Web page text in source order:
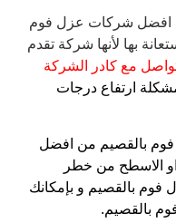
افضل شركات عزل فوم
بها لأنها شركة تقدم
مع كادر الشركة
ارتفاع درجات
فوم بالقصيم من افضل
الاسطح من خطر
بالقصيم و بإمكانك
بالقصيم.